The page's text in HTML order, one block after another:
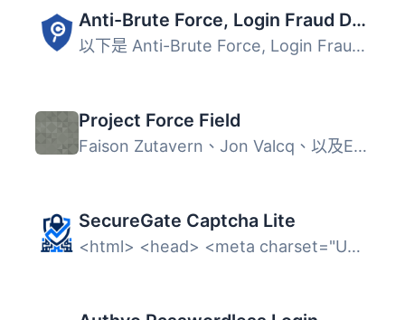
Anti-Brute Force, Login Fraud Detector WordPress plugin
以下是 Anti-Brute Force, Login Fraud Detector WordPress ...
Project Force Field
Faison Zutavern、Jon Valcq、以及Emma Edgar，來自Orion Gro...
SecureGate Captcha Lite
<html> <head> <meta charset="UTF-8&qu...